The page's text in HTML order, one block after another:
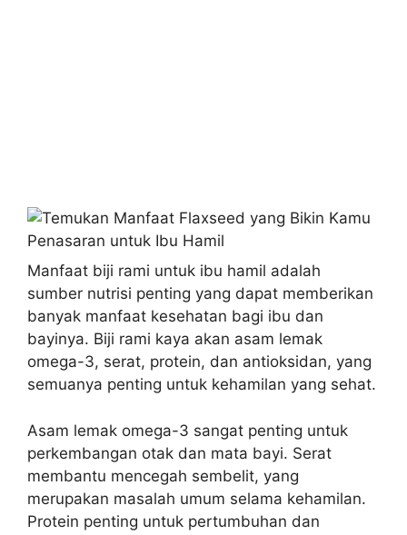
Manfaat biji rami untuk ibu hamil adalah
sumber nutrisi penting yang dapat memberikan
banyak manfaat kesehatan bagi ibu dan
bayinya. Biji rami kaya akan asam lemak
omega-3, serat, protein, dan antioksidan, yang
semuanya penting untuk kehamilan yang sehat.
Asam lemak omega-3 sangat penting untuk
perkembangan otak dan mata bayi. Serat
membantu mencegah sembelit, yang
merupakan masalah umum selama kehamilan.
Protein penting untuk pertumbuhan dan